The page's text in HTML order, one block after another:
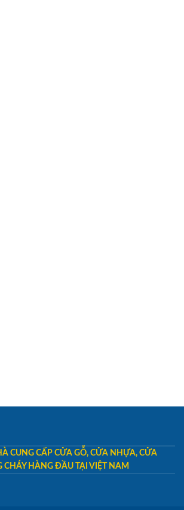
CUNG CẤP CỬA GỖ, CỬA NHỰA, CỬA
CHÁY HÀNG ĐẦU TẠI VIỆT NAM